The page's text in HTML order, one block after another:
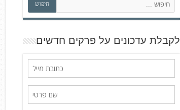
פ
ש
חיפוש
לקבלת עדכונים על פרקים חדשים